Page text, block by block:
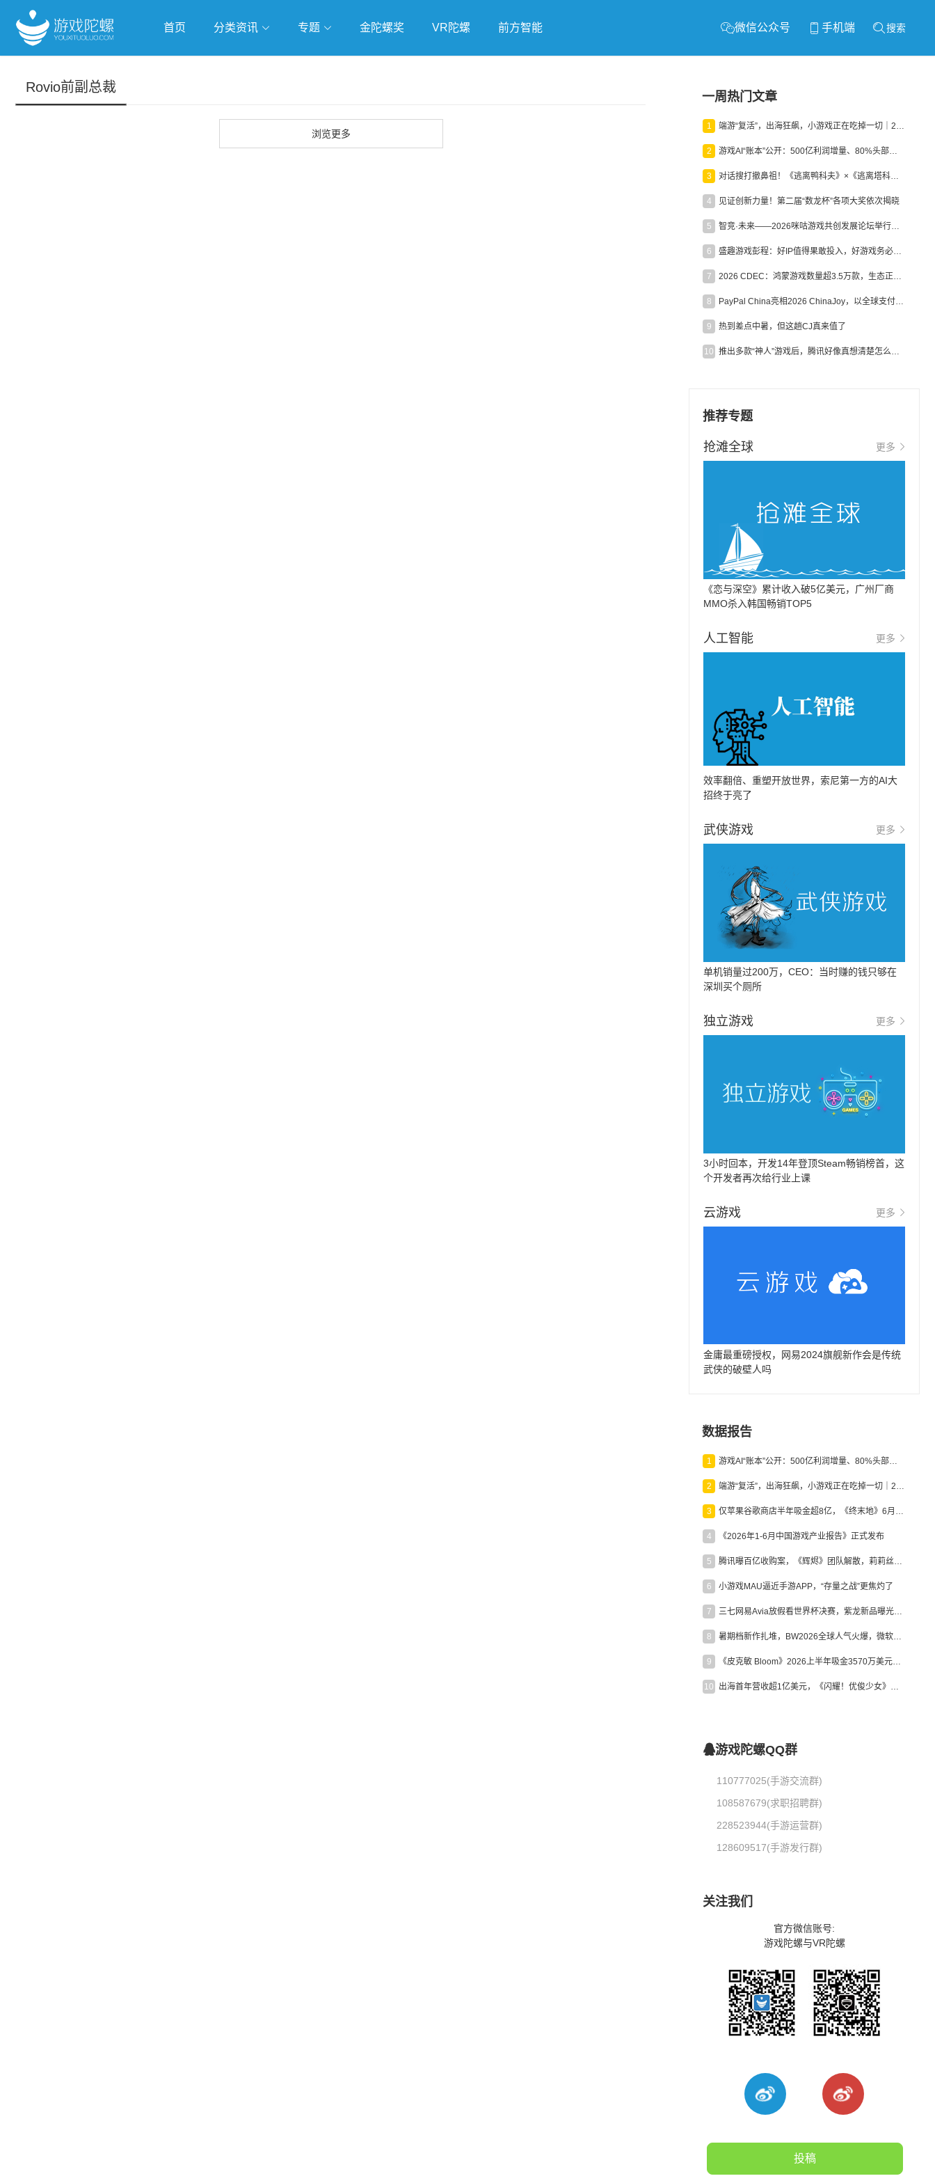
首页 分类资讯 专题 金陀螺奖 VR陀螺 前方智能 微信公众号 手机端 搜索
Rovio前副总裁
浏览更多
一周热门文章
1 端游“复活”，出海狂飙，小游戏正在吃掉一切｜2026上半年产业报告
2 游戏AI“账本”公开：500亿利润增量、80%头部入局，谁在闷声发财？
3 对话搜打撤鼻祖！《逃离鸭科夫》×《逃离塔科夫》官方线下沙龙落幕
4 见证创新力量！第二届“数龙杯”各项大奖依次揭晓
5 智竞·未来——2026咪咕游戏共创发展论坛举行：聚力精品内容、AI创作与电竞生态，共建高品质益智健康游戏社区
6 盛趣游戏彭程：好IP值得果敢投入，好游戏务必长效经营
7 2026 CDEC：鸿蒙游戏数量超3.5万款，生态正循环加速产业高质量发展
8 PayPal China亮相2026 ChinaJoy，以全球支付能力助力中国游戏企业深化全球运营
9 热到差点中暑，但这趟CJ真来值了
10 推出多款“神人”游戏后，腾讯好像真想清楚怎么做二次元了
推荐专题
抢滩全球 更多
《恋与深空》累计收入破5亿美元，广州厂商
MMO杀入韩国畅销TOP5
人工智能 更多
效率翻倍、重塑开放世界，索尼第一方的AI大
招终于亮了
武侠游戏 更多
单机销量过200万，CEO：当时赚的钱只够在
深圳买个厕所
独立游戏 更多
3小时回本，开发14年登顶Steam畅销榜首，这
个开发者再次给行业上课
云游戏 更多
金庸最重磅授权，网易2024旗舰新作会是传统
武侠的破壁人吗
数据报告
1 游戏AI“账本”公开：500亿利润增量、80%头部入局，谁在闷声发财？
2 端游“复活”，出海狂飙，小游戏正在吃掉一切｜2026上半年产业报告
3 仅苹果谷歌商店半年吸金超8亿，《终末地》6月份收入显著回暖
4 《2026年1-6月中国游戏产业报告》正式发布
5 腾讯曝百亿收购案，《辉烬》团队解散，莉莉丝新作曝光｜陀螺周报
6 小游戏MAU逼近手游APP，“存量之战”更焦灼了
7 三七网易Avia放假看世界杯决赛，紫龙新品曝光，米哈游新作上线 | 陀螺周报
8 暑期档新作扎堆，BW2026全球人气火爆，微软XBOX大裁员|陀螺周报
9 《皮克敏 Bloom》2026上半年吸金3570万美元，中国台湾成最大市场
10 出海首年营收超1亿美元，《闪耀！优俊少女》美国市场占比达七成
游戏陀螺QQ群
110777025(手游交流群)
108587679(求职招聘群)
228523944(手游运营群)
128609517(手游发行群)
关注我们
官方微信账号:
游戏陀螺与VR陀螺
投稿